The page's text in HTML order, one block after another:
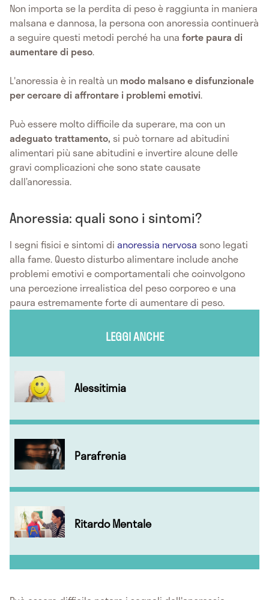
Non importa se la perdita di peso è raggiunta in maniera
malsana e dannosa, la persona con anoressia continuerà
a seguire questi metodi perché ha una forte paura di
aumentare di peso.
L'anoressia è in realtà un modo malsano e disfunzionale
per cercare di affrontare i problemi emotivi.
Può essere molto difficile da superare, ma con un
adeguato trattamento, si può tornare ad abitudini
alimentari più sane abitudini e invertire alcune delle
gravi complicazioni che sono state causate
dall’anoressia.
Anoressia: quali sono i sintomi?
I segni fisici e sintomi di anoressia nervosa sono legati
alla fame. Questo disturbo alimentare include anche
problemi emotivi e comportamentali che coinvolgono
una percezione irrealistica del peso corporeo e una
paura estremamente forte di aumentare di peso.
LEGGI ANCHE
Alessitimia
Parafrenia
Ritardo Mentale